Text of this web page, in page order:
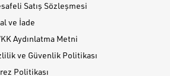
Satış Sözleşmesi
ve İade
Aydınlatma Metni
ve Güvenlik Politikası
Politikası